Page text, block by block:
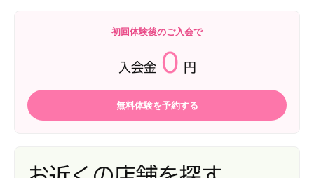
初回体験後のご入会で
入会金 0 円
無料体験を予約する